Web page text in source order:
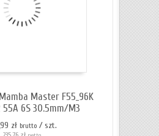
Master F55_96K
55A 6S 30.5mm/M3
zł brutto / szt.